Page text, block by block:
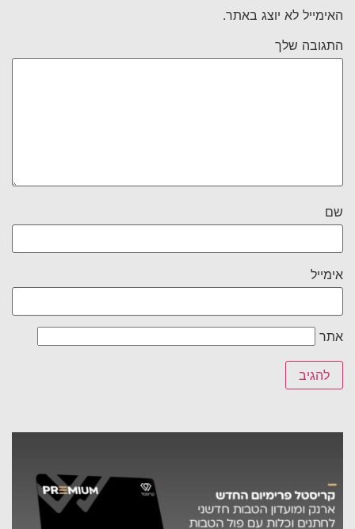
האימייל לא יוצג באתר.
התגובה שלך
שם
אימייל
אתר